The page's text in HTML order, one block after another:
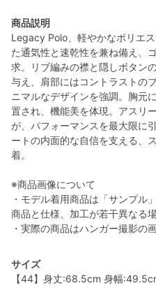
商品説明
Legacy Polo、軽やかなポリエ
た通気性と速乾性を兼ね備え、
求。リブ編みの襟と隠しボタン
与え、肩部にはコントラストの
ニマルなデザインを強調。胸元
置され、機能美を体現。アスリ
が、パフォーマンスを最大限に
ートの内面的な自信を支える、
着。
※商品画像について
・モデル着用商品は「サンプル
商品と仕様、加工が若干異なる
・実際の商品はハンガー撮影の
サイズ
【44】身丈:68.5cm 身幅